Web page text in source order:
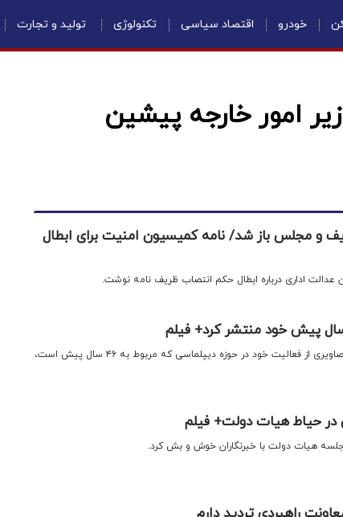
خودرو اقتصاد سیاسی تکنولوژی تولید و تجارت
امور خارجه پیشین
و مجلس باز شد/ نامه کمیسیون امنیت برای ابطال
عدالت اداری درباره ابطال حکم انتصاب ظریف نامه نوشت.
اقتصادنیوز: معاون راهبردی رئیس جمهور تصاویری از فعالیت خود در حوزه دیپلماسی که مربوط به ۴۶ سال پیش است،
در حیاط هیات دولت+ فیلم
جلسه هیات دولت با خبرنگاران خوش و بش کرد.